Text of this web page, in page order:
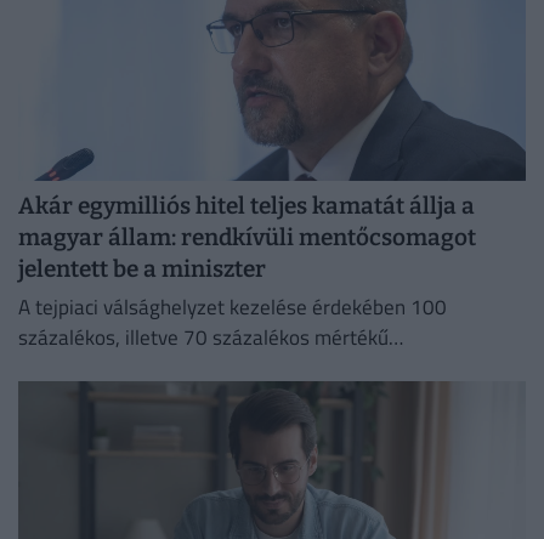
Akár egymilliós hitel teljes kamatát állja a
magyar állam: rendkívüli mentőcsomagot
jelentett be a miniszter
A tejpiaci válsághelyzet kezelése érdekében 100
százalékos, illetve 70 százalékos mértékű